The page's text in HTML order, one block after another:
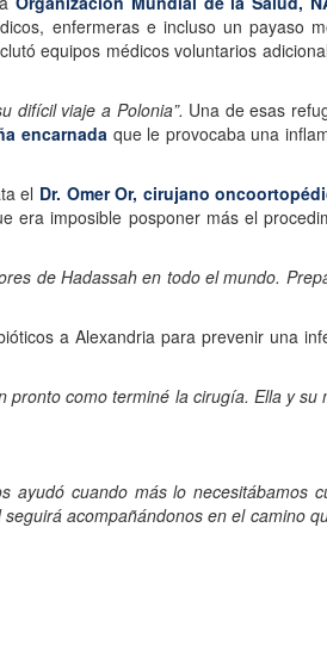
enfermeras e incluso un payaso
equipos médicos voluntarios
difícil viaje a Polonia”. Una de esas
encarnada que le provocaba una
el Dr. Omer Or, cirujano
era imposible posponer más el
de Hadassah en todo el mundo.
a Alexandria para prevenir una
pronto como terminé la cirugía. Ella y su
ayudó cuando más lo necesitábamos
acompañándonos en el camino